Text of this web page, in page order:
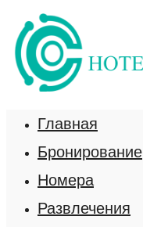
Главная
Бронирование
Номера
Развлечения